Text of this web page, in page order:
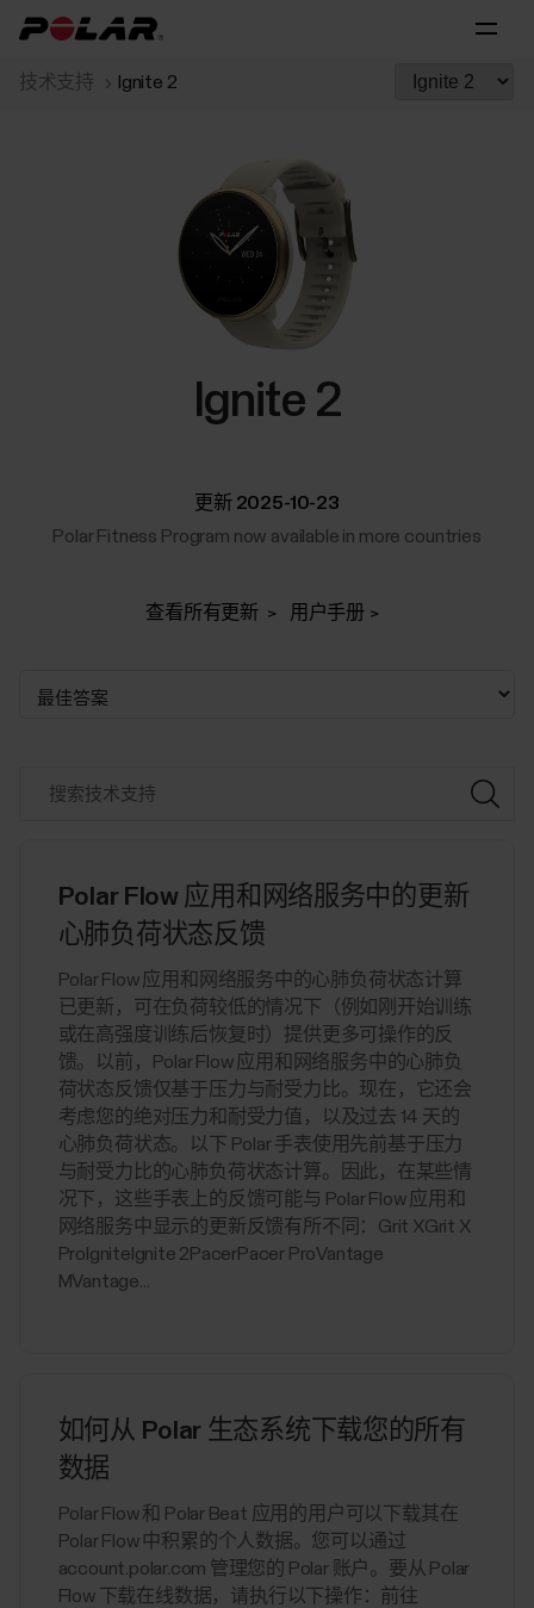
技术支持 Ignite 2
Ignite 2
更新 2025-10-23
Polar Fitness Program now available in more countries
查看所有更新 用户手册
Polar Flow 应用和网络服务中的更新
心肺负荷状态反馈
Polar Flow 应用和网络服务中的心肺负荷状态计算
已更新，可在负荷较低的情况下（例如刚开始训练
或在高强度训练后恢复时）提供更多可操作的反
馈。以前，Polar Flow 应用和网络服务中的心肺负
荷状态反馈仅基于压力与耐受力比。现在，它还会
考虑您的绝对压力和耐受力值，以及过去 14 天的
心肺负荷状态。以下 Polar 手表使用先前基于压力
与耐受力比的心肺负荷状态计算。因此，在某些情
况下，这些手表上的反馈可能与 Polar Flow 应用和
网络服务中显示的更新反馈有所不同：Grit XGrit X
ProIgniteIgnite 2PacerPacer ProVantage
MVantage...
如何从 Polar 生态系统下载您的所有
数据
Polar Flow 和 Polar Beat 应用的用户可以下载其在
Polar Flow 中积累的个人数据。您可以通过
account.polar.com 管理您的 Polar 账户。要从 Polar
Flow 下载在线数据，请执行以下操作：前往